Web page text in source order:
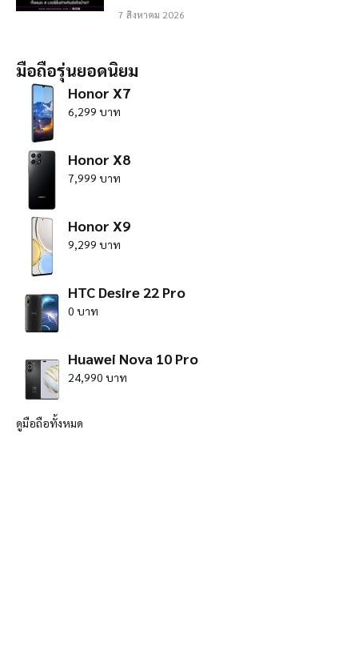
7 สิงหาคม 2026
มือถือรุ่นยอดนิยม
Honor X7
6,299 บาท
Honor X8
7,999 บาท
Honor X9
9,299 บาท
HTC Desire 22 Pro
0 บาท
Huawei Nova 10 Pro
24,990 บาท
ดูมือถือทั้งหมด